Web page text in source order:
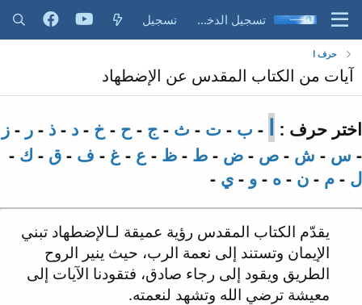
تسجيل الدخول تسجيل
حرف ا
آيات من الكتاب المقدس عن الإضطهاد
اختر حرف : ا - ب - ت - ث - ج - ح - خ - د - ذ - ر - ز
- س - ش - ص - ض - ط - ظ - ع - غ - ف - ق - ك -
ل - م - ن - ه - و - ي -
يقدّم الكتاب المقدس رؤية عميقة لـالإضطهاد تبني
الإيمان وتستند إلى نعمة الرب، حيث ينير الروح
الطريق ويقود إلى رجاء صادق، فتقودنا الآيات إلى
معيشة ترضي الله وتشهد لنعمته.